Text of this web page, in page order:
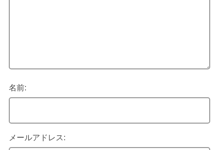
名前:
メールアドレス: